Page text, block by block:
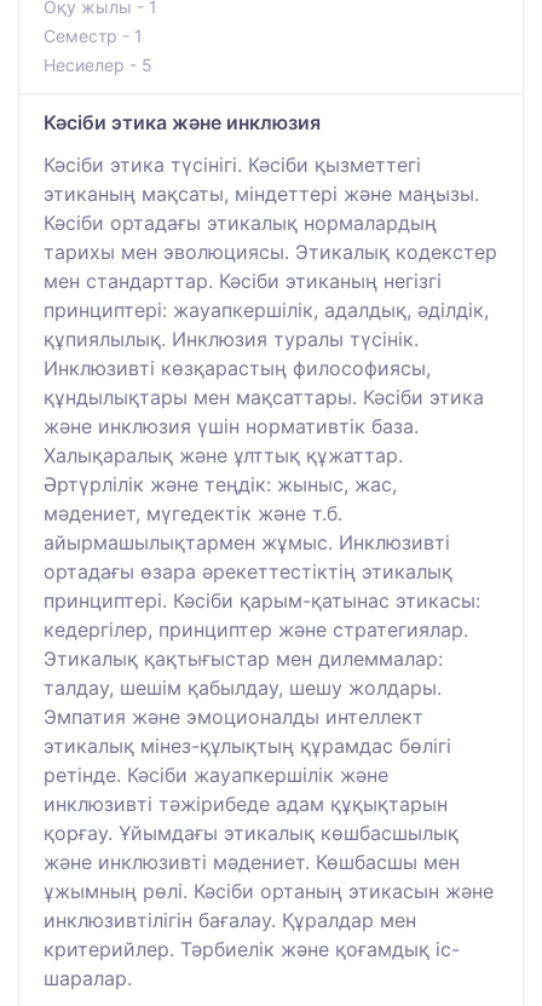
Оқу жылы - 1
Семестр - 1
Несиелер - 5
Кәсіби этика және инклюзия
Кәсіби этика түсінігі. Кәсіби қызметтегі
этиканың мақсаты, міндеттері және маңызы.
Кәсіби ортадағы этикалық нормалардың
тарихы мен эволюциясы. Этикалық кодекстер
мен стандарттар. Кәсіби этиканың негізгі
принциптері: жауапкершілік, адалдық, әділдік,
құпиялылық. Инклюзия туралы түсінік.
Инклюзивті көзқарастың философиясы,
құндылықтары мен мақсаттары. Кәсіби этика
және инклюзия үшін нормативтік база.
Халықаралық және ұлттық құжаттар.
Әртүрлілік және теңдік: жыныс, жас,
мәдениет, мүгедектік және т.б.
айырмашылықтармен жұмыс. Инклюзивті
ортадағы өзара әрекеттестіктің этикалық
принциптері. Кәсіби қарым-қатынас этикасы:
кедергілер, принциптер және стратегиялар.
Этикалық қақтығыстар мен дилеммалар:
талдау, шешім қабылдау, шешу жолдары.
Эмпатия және эмоционалды интеллект
этикалық мінез-құлықтың құрамдас бөлігі
ретінде. Кәсіби жауапкершілік және
инклюзивті тәжірибеде адам құқықтарын
қорғау. Ұйымдағы этикалық көшбасшылық
және инклюзивті мәдениет. Көшбасшы мен
ұжымның рөлі. Кәсіби ортаның этикасын және
инклюзивтілігін бағалау. Құралдар мен
критерийлер. Тәрбиелік және қоғамдық іс-
шаралар.